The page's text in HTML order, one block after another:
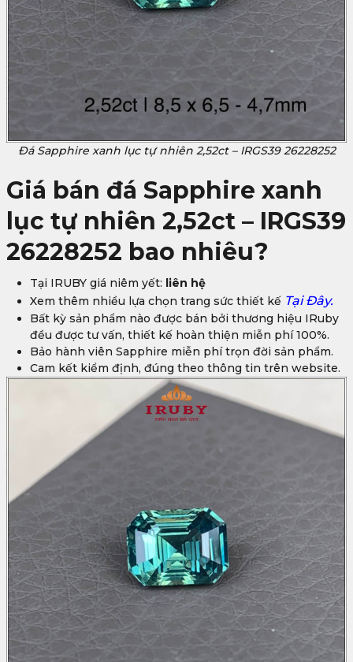
Đá Sapphire xanh lục tự nhiên 2,52ct – IRGS39 26228252
Giá bán đá Sapphire xanh
lục tự nhiên 2,52ct – IRGS39
26228252 bao nhiêu?
Tại IRUBY giá niêm yết: liên hệ
Xem thêm nhiều lựa chọn trang sức thiết kế Tại Đây.
Bất kỳ sản phẩm nào được bán bởi thương hiệu IRuby
đều được tư vấn, thiết kế hoàn thiện miễn phí 100%.
Bảo hành viên Sapphire miễn phí trọn đời sản phẩm.
Cam kết kiểm định, đúng theo thông tin trên website.